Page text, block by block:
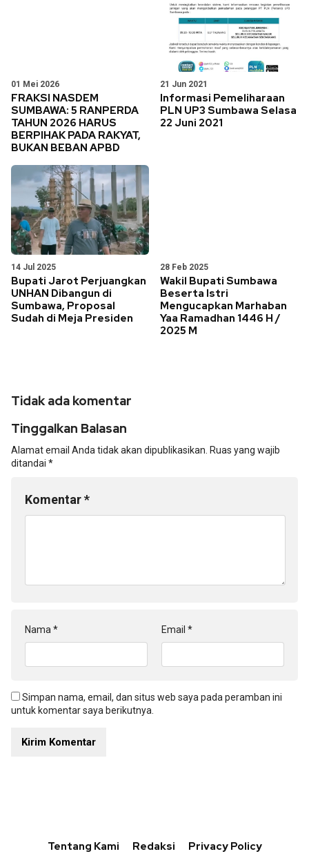
01 Mei 2026
FRAKSI NASDEM
SUMBAWA: 5 RANPERDA
TAHUN 2026 HARUS
BERPIHAK PADA RAKYAT,
BUKAN BEBAN APBD
21 Jun 2021
Informasi Pemeliharaan
PLN UP3 Sumbawa Selasa
22 Juni 2021
14 Jul 2025
Bupati Jarot Perjuangkan
UNHAN Dibangun di
Sumbawa, Proposal
Sudah di Meja Presiden
28 Feb 2025
Wakil Bupati Sumbawa
Beserta Istri
Mengucapkan Marhaban
Yaa Ramadhan 1446 H /
2025 M
Tidak ada komentar
Tinggalkan Balasan
Alamat email Anda tidak akan dipublikasikan. Ruas yang wajib
ditandai *
Komentar*
Nama * Email *
Simpan nama, email, dan situs web saya pada peramban ini
untuk komentar saya berikutnya.
Tentang Kami Redaksi Privacy Policy